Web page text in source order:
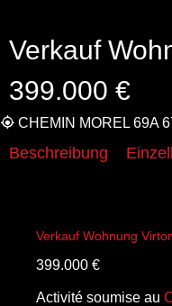
Verkauf
399.000 €
CHEMIN MOREL 69A
Beschreibung
Verkauf Wohnung
399.000 €
Activité soumise au